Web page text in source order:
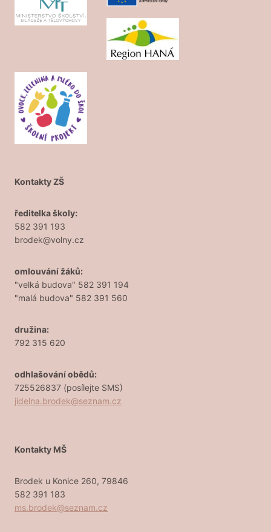
Kontakty ZŠ
ředitelka školy:
582 391 193
brodek@volny.cz
omlouvání žáků:
"velká budova" 582 391 194
"malá budova" 582 391 560
družina:
792 315 620
odhlašování obědů:
725526837 (posílejte SMS)
jidelna.brodek@seznam.cz
Kontakty MŠ
Brodek u Konice 260, 79846
582 391 183
ms.brodek@seznam.cz